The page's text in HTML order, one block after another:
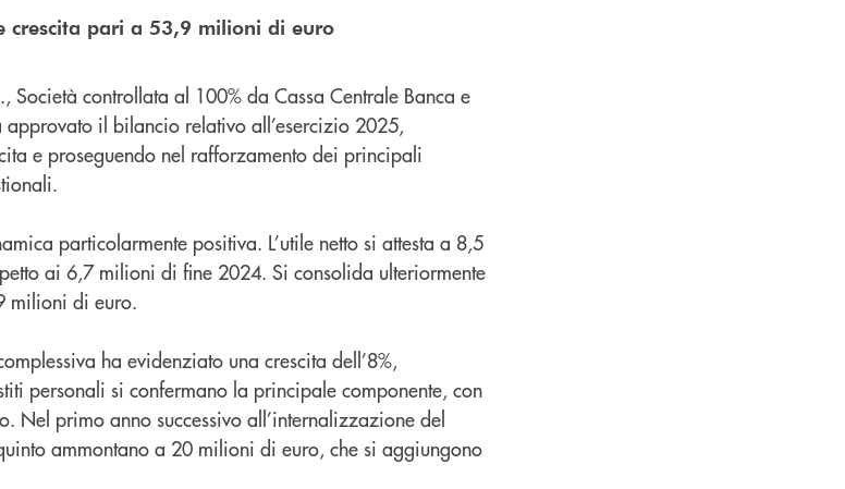
crescita pari a 53,9 milioni di euro
Società controllata al 100% da Cassa Centrale Banca e
il bilancio relativo all’esercizio 2025,
e proseguendo nel rafforzamento dei principali
particolarmente positiva. L’utile netto si attesta a 8,5
ai 6,7 milioni di fine 2024. Si consolida ulteriormente
milioni di euro.
ha evidenziato una crescita dell’8%,
personali si confermano la principale componente, con
primo anno successivo all’internalizzazione del
ammontano a 20 milioni di euro, che si aggiungono